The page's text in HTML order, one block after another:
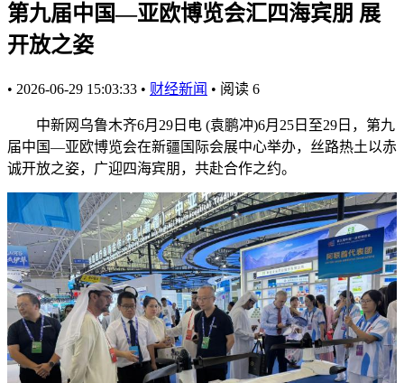
第九届中国—亚欧博览会汇四海宾朋 展
开放之姿
• 2026-06-29 15:03:33 • 财经新闻 • 阅读 6
中新网乌鲁木齐6月29日电 (袁鹏冲)6月25日至29日，第九
届中国—亚欧博览会在新疆国际会展中心举办，丝路热土以赤
诚开放之姿，广迎四海宾朋，共赴合作之约。